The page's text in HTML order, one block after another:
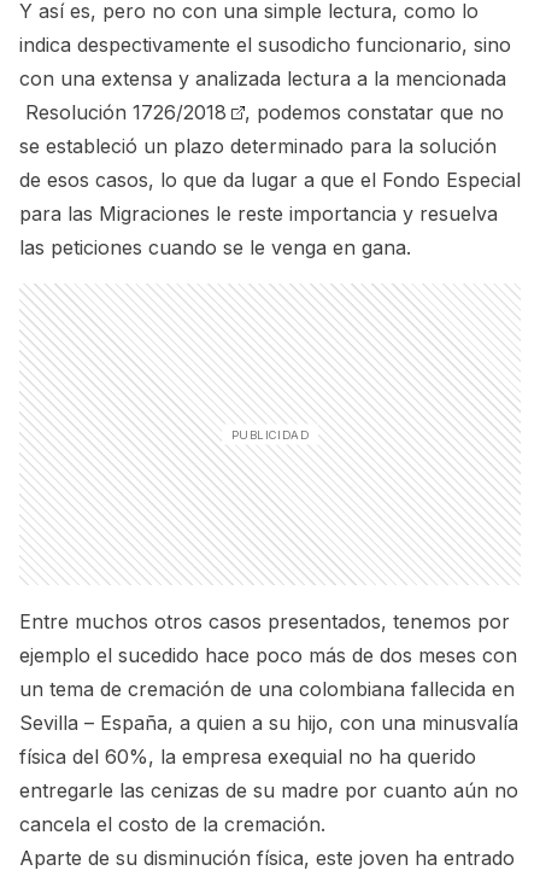
Y así es, pero no con una simple lectura, como lo
indica despectivamente el susodicho funcionario, sino
con una extensa y analizada lectura a la mencionada
Resolución 1726/2018
, podemos constatar que no
se estableció un plazo determinado para la solución
de esos casos, lo que da lugar a que el Fondo Especial
para las Migraciones le reste importancia y resuelva
las peticiones cuando se le venga en gana.
Entre muchos otros casos presentados, tenemos por
ejemplo el sucedido hace poco más de dos meses con
un tema de cremación de una colombiana fallecida en
Sevilla – España, a quien a su hijo, con una minusvalía
física del 60%, la empresa exequial no ha querido
entregarle las cenizas de su madre por cuanto aún no
cancela el costo de la cremación.
Aparte de su disminución física, este joven ha entrado